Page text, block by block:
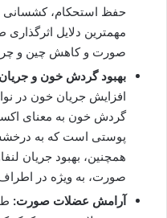
حفظ استحکام، کشسانی
مهمترین دلایل
صورت و کاهش چین و
بهبود گردش خون و
افزایش جریان خون در
گردش خون به معنای
پوستی است که به
همچنین، بهبود جریان
صورت، به ویژه در
آرامش عضلات صورت: